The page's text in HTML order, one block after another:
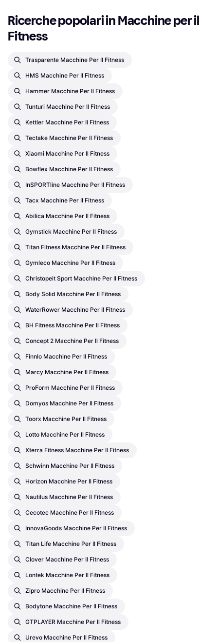
Ricerche popolari in Macchine per il
Fitness
Trasparente Macchine Per Il Fitness
HMS Macchine Per Il Fitness
Hammer Macchine Per Il Fitness
Tunturi Macchine Per Il Fitness
Kettler Macchine Per Il Fitness
Tectake Macchine Per Il Fitness
Xiaomi Macchine Per Il Fitness
Bowflex Macchine Per Il Fitness
InSPORTline Macchine Per Il Fitness
Tacx Macchine Per Il Fitness
Abilica Macchine Per Il Fitness
Gymstick Macchine Per Il Fitness
Titan Fitness Macchine Per Il Fitness
Gymleco Macchine Per Il Fitness
Christopeit Sport Macchine Per Il Fitness
Body Solid Macchine Per Il Fitness
WaterRower Macchine Per Il Fitness
BH Fitness Macchine Per Il Fitness
Concept 2 Macchine Per Il Fitness
Finnlo Macchine Per Il Fitness
Marcy Macchine Per Il Fitness
ProForm Macchine Per Il Fitness
Domyos Macchine Per Il Fitness
Toorx Macchine Per Il Fitness
Lotto Macchine Per Il Fitness
Xterra Fitness Macchine Per Il Fitness
Schwinn Macchine Per Il Fitness
Horizon Macchine Per Il Fitness
Nautilus Macchine Per Il Fitness
Cecotec Macchine Per Il Fitness
InnovaGoods Macchine Per Il Fitness
Titan Life Macchine Per Il Fitness
Clover Macchine Per Il Fitness
Lontek Macchine Per Il Fitness
Zipro Macchine Per Il Fitness
Bodytone Macchine Per Il Fitness
GTPLAYER Macchine Per Il Fitness
Urevo Macchine Per Il Fitness